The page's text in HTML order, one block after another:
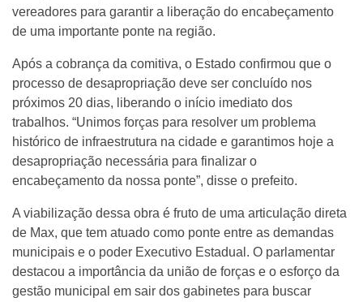
vereadores para garantir a liberação do encabeçamento
de uma importante ponte na região.
Após a cobrança da comitiva, o Estado confirmou que o
processo de desapropriação deve ser concluído nos
próximos 20 dias, liberando o início imediato dos
trabalhos. “Unimos forças para resolver um problema
histórico de infraestrutura na cidade e garantimos hoje a
desapropriação necessária para finalizar o
encabeçamento da nossa ponte”, disse o prefeito.
A viabilização dessa obra é fruto de uma articulação direta
de Max, que tem atuado como ponte entre as demandas
municipais e o poder Executivo Estadual. O parlamentar
destacou a importância da união de forças e o esforço da
gestão municipal em sair dos gabinetes para buscar